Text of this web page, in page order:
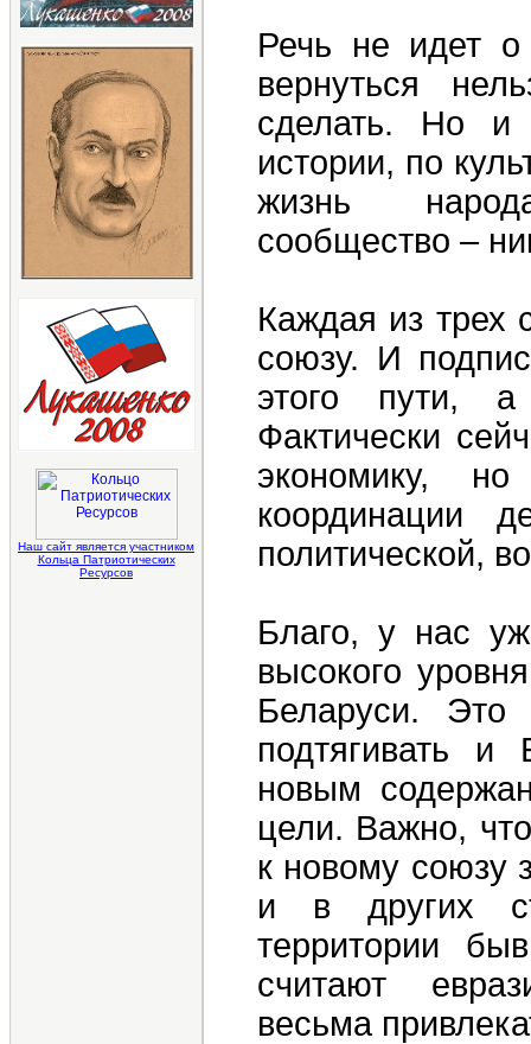
Наш сайт является участником
Кольца Патриотических
Ресурсов
Речь не идет
вернуться
сделать. Но и
истории, по
жизнь
сообщество –
Каждая из трех
союзу. И
этого пути, а
Фактически
экономику,
координации
политической,
Благо, у нас
высокого
Беларуси. Это
подтягивать и
новым
цели. Важно,
к новому союзу
и в других
территории
считают
весьма